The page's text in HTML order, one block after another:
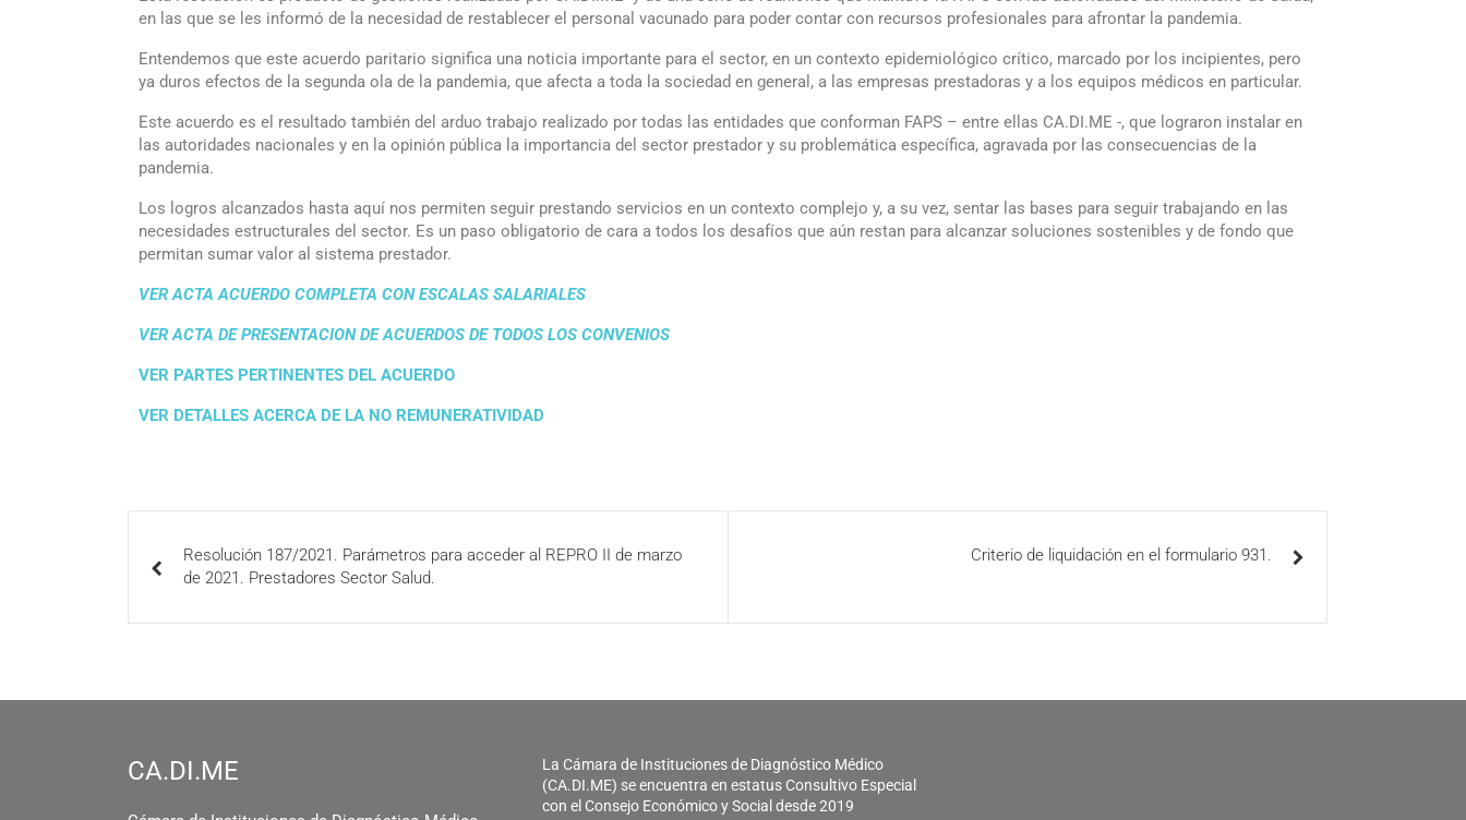
en las que se les informó de la necesidad de restablecer el personal vacunado para poder contar con recursos profesionales para afrontar la pandemia.
Entendemos que este acuerdo paritario significa una noticia importante para el sector, en un contexto epidemiológico crítico, marcado por los incipientes, pero
ya duros efectos de la segunda ola de la pandemia, que afecta a toda la sociedad en general, a las empresas prestadoras y a los equipos médicos en particular.
Este acuerdo es el resultado también del arduo trabajo realizado por todas las entidades que conforman FAPS – entre ellas CA.DI.ME -, que lograron instalar en
las autoridades nacionales y en la opinión pública la importancia del sector prestador y su problemática específica, agravada por las consecuencias de la
pandemia.
Los logros alcanzados hasta aquí nos permiten seguir prestando servicios en un contexto complejo y, a su vez, sentar las bases para seguir trabajando en las
necesidades estructurales del sector. Es un paso obligatorio de cara a todos los desafíos que aún restan para alcanzar soluciones sostenibles y de fondo que
permitan sumar valor al sistema prestador.
VER ACTA ACUERDO COMPLETA CON ESCALAS SALARIALES
VER ACTA DE PRESENTACION DE ACUERDOS DE TODOS LOS CONVENIOS
VER PARTES PERTINENTES DEL ACUERDO
VER DETALLES ACERCA DE LA NO REMUNERATIVIDAD
Resolución 187/2021. Parámetros para acceder al REPRO II de marzo
de 2021. Prestadores Sector Salud.
Criterio de liquidación en el formulario 931.
CA.DI.ME
La Cámara de Instituciones de Diagnóstico Médico
(CA.DI.ME) se encuentra en estatus Consultivo Especial
con el Consejo Económico y Social desde 2019